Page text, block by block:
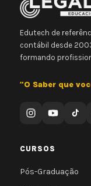
Edutech de
contábil desde
formando
"O Saber que
CURSOS
Pós-Graduação